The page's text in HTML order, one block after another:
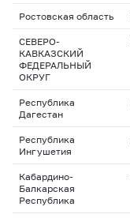
Ростовская область
СЕВЕРО-
КАВКАЗСКИЙ
ФЕДЕРАЛЬНЫЙ
ОКРУГ
Республика
Дагестан
Республика
Ингушетия
Кабардино-
Балкарская
Республика